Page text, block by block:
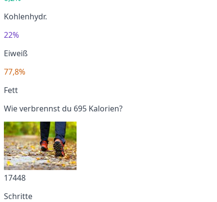
Kohlenhydr.
22%
Eiweiß
77,8%
Fett
Wie verbrennst du 695 Kalorien?
17448
Schritte